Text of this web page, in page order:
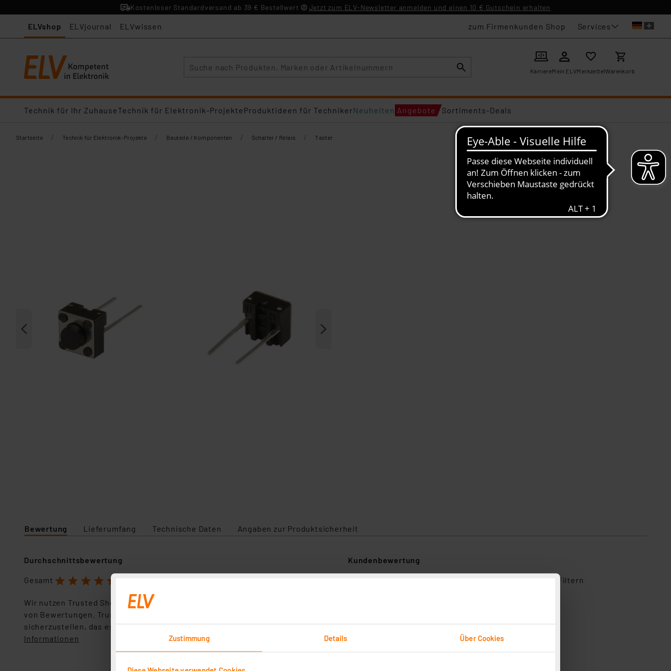
Zustimmung Details Über Cookies
Kostenloser Standardversand ab 39 € Bestellwert Jetzt zum ELV-Newsletter anmelden und einen 10 € Gutschein erhalten
ELVshop ELVjournal ELVwissen zum Firmenkunden Shop Services
KarriereMein ELVMerkzettelWarenkorb
Technik für Ihr ZuhauseTechnik für Elektronik-ProjekteProduktideen für TechnikerNeuheiten Angebote Sortiments-Deals
Startseite / Technik für Elektronik-Projekte / Bauteile / Komponenten / Schalter / Relais / Taster
Bewertung Lieferumfang Technische Daten Angaben zur Produktsicherheit
Durchschnittsbewertung
Gesamt 1 2 3 4 5
Wir nutzen Trusted Shops als unabhängigen Dienstleister für die Einholung
von Bewertungen. Trusted Shops hat Maßnahmen getroffen, um
sicherzustellen, das es sich um echte Bewertungen handelt.
Informationen
Kundenbewertung
Wählen Sie unten eine Reihe aus, um Bewertungen zu Filtern
0